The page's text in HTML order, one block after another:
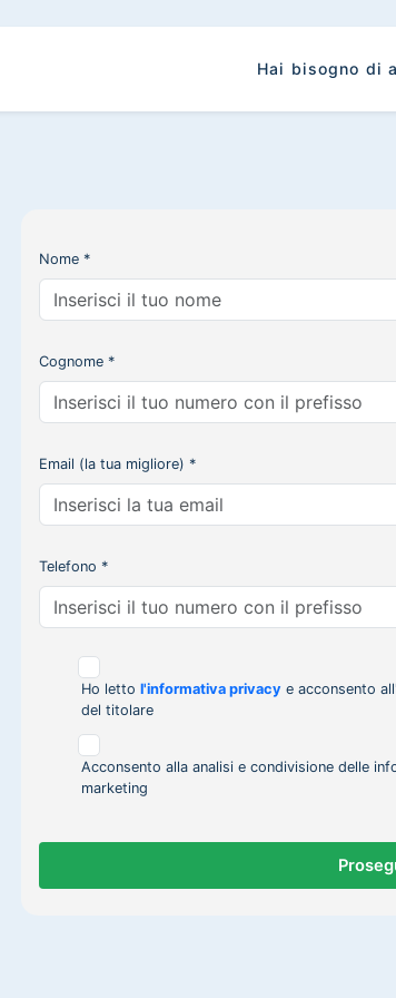
Hai bisogno di
Nome *
Cognome *
Email (la tua migliore) *
Telefono *
Ho letto l'informativa privacy e acconsento
del titolare
Acconsento alla analisi e condivisione delle
marketing